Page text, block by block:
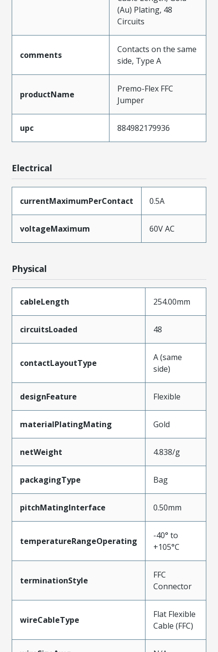
(Au) Plating, 48
Circuits
comments
Contacts on the same
side, Type A
productName
Premo-Flex FFC
Jumper
upc 884982179936
Electrical
currentMaximumPerContact 0.5A
voltageMaximum 60V AC
Physical
cableLength 254.00mm
circuitsLoaded 48
contactLayoutType
A (same
side)
designFeature Flexible
materialPlatingMating Gold
netWeight 4.838/g
packagingType Bag
pitchMatingInterface 0.50mm
temperatureRangeOperating
-40° to
+105°C
terminationStyle
FFC
Connector
wireCableType
Flat Flexible
Cable (FFC)